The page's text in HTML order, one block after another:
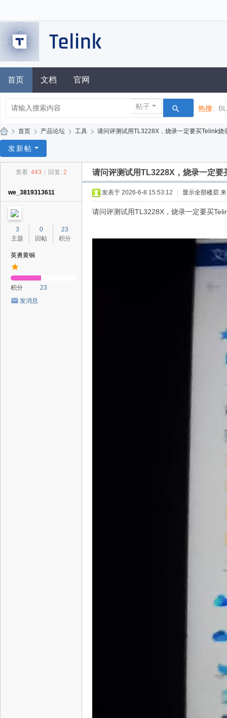
首页 文档 官网
帖子 热搜:
凌
» 首页 › 产品论坛 › 工具 › 请问评测试用TL3228X，烧录一定要买Telink烧
发新帖
查看: 443 回复: 2 请问评测试用TL3228X，烧录一定
we_3819313611
3
主题
0
回帖
23
积分
英勇黄铜
积分
23
发消息
发表于 2026-6-8 15:53:12 显示全部楼层
请问评测试用TL3228X，烧录一定要买